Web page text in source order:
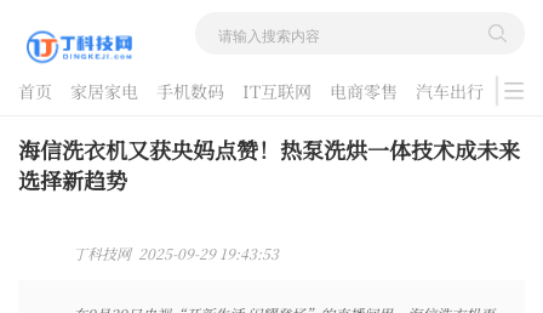
首页 家居家电 手机数码 IT互联网 电商零售 汽车出行
游戏
酷品评测
海信洗衣机又获央妈点赞！热泵洗烘一体技术成未来
选择新趋势
丁科技网 2025-09-29 19:43:53